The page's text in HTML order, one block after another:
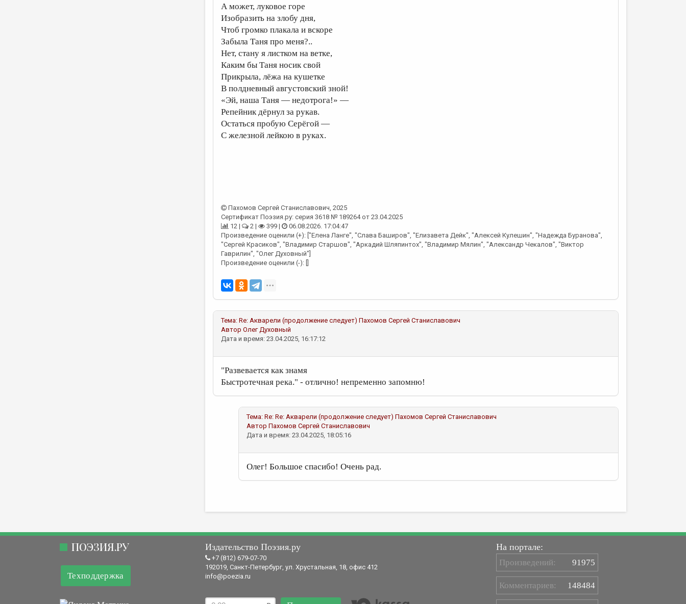
А может, луковое горе
Изобразить на злобу дня,
Чтоб громко плакала и вскоре
Забыла Таня про меня?..
Нет, стану я листком на ветке,
Каким бы Таня носик свой
Прикрыла, лёжа на кушетке
В полдневный августовский зной!
«Эй, наша Таня — недотрога!» —
Репейник дёрнул за рукав.
Остаться пробую Серёгой —
С железной лейкою в руках.
Пахомов Сергей Станиславович, 2025
Сертификат Поэзия.ру: серия 3618 № 189264 от 23.04.2025
12 |
2 | 399 |
06.08.2026. 17:04:47
Произведение оценили (+): ["Елена Ланге", "Слава Баширов", "Елизавета Дейк", "Алексей Кулешин", "Надежда Буранова",
"Сергей Красиков", "Владимир Старшов", "Аркадий Шляпинтох", "Владимир Мялин", "Александр Чекалов", "Виктор
Гаврилин", "Олег Духовный"]
Произведение оценили (-): []
Тема: Re: Акварели (продолжение следует) Пахомов Сергей Станиславович
Автор Олег Духовный
Дата и время: 23.04.2025, 16:17:12
"Развевается как знамя
Быстротечная река." - отлично! непременно запомню!
Тема: Re: Re: Акварели (продолжение следует) Пахомов Сергей Станиславович
Автор Пахомов Сергей Станиславович
Дата и время: 23.04.2025, 18:05:16
Олег! Большое спасибо! Очень рад.
ПОЭЗИЯ.РУ
Техподдержка
Издательство Поэзия.ру
+7 (812) 679-07-70
192019, Санкт-Петербург, ул. Хрустальная, 18, офис 412
info@poezia.ru
На портале:
Произведений: 91975
Комментариев: 148484